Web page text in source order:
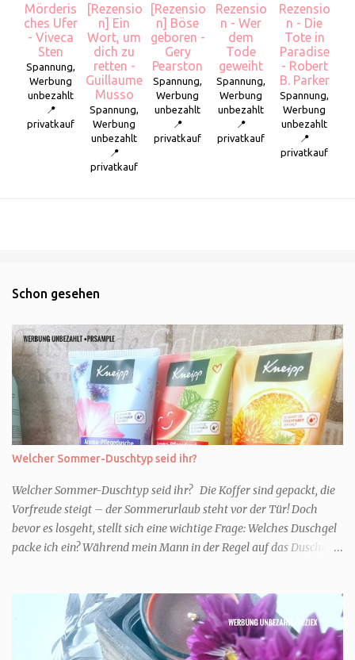
Mörderis
ches Ufer
- Viveca
Sten
Spannung,
Werbung
unbezahlt
📍
privatkauf
[Rezensio
n] Ein
Wort, um
dich zu
retten -
Guillaume
Musso
Spannung,
Werbung
unbezahlt
📍
privatkauf
[Rezensio
n] Böse
geboren -
Gery
Pearston
Spannung,
Werbung
unbezahlt
📍
privatkauf
Rezensio
n - Wer
dem
Tode
geweiht
Spannung,
Werbung
unbezahlt
📍
privatkauf
Rezensio
n - Die
Tote in
Paradise
- Robert
B. Parker
Spannung,
Werbung
unbezahlt
📍
privatkauf
Schon gesehen
Welcher Sommer-Duschtyp seid ihr?
Welcher Sommer-Duschtyp seid ihr? Die Koffer sind gepackt, die
Vorfreude steigt – der Sommerurlaub steht vor der Tür! Doch
bevor es losgeht, stellt sich eine wichtige Frage: Welches Duschgel
packe ich ein? Während mein Mann in der Regel auf das Duschgel
Urlaub Entspannung und Wellness. Falls ihr ähnlich denkt, lasst
uns doch herausfinden, welcher Duschtyp ihr seid. TYP
GENIESSER Egal, ob Strand oder Städtetrip - für euch gehört